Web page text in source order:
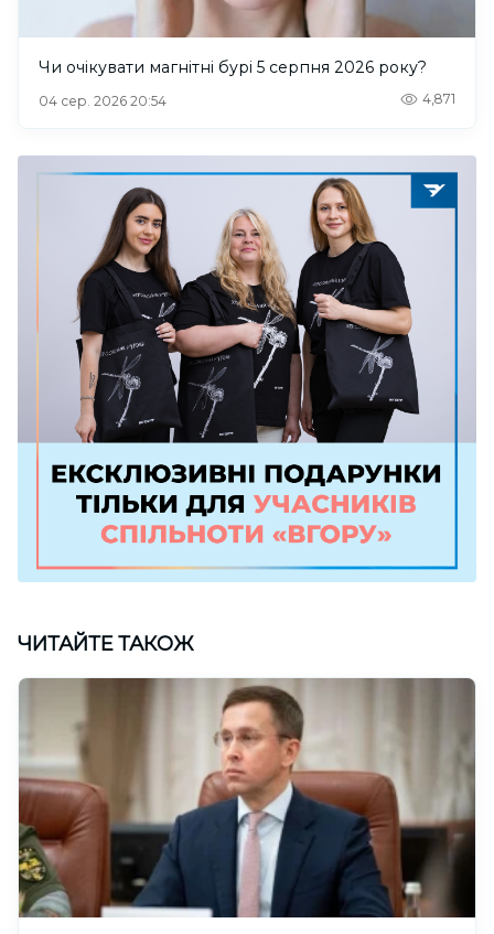
Чи очікувати магнітні бурі 5 серпня 2026 року?
04 сер. 2026 20:54 4,871
ЧИТАЙТЕ ТАКОЖ